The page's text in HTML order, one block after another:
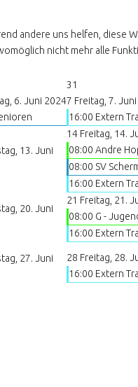
31
6. Juni 20247 Freitag, 7.
16:00 Extern
13. Juni
14 Freitag, 14.
08:00 Andre
08:00 SV
16:00 Extern
20. Juni
21 Freitag, 21.
08:00 G -
16:00 Extern
27. Juni
28 Freitag, 28.
16:00 Extern
andere uns helfen, diese
nicht mehr alle